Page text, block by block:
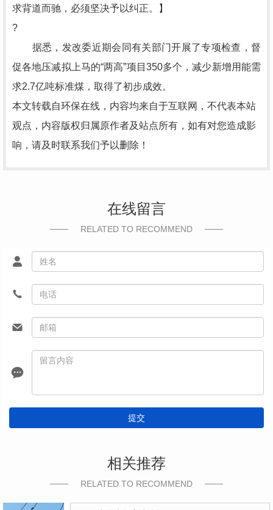
求背道而驰，必须坚决予以纠正。】
?
据悉，发改委近期会同有关部门开展了专项检查，督
促各地压减拟上马的“两高”项目350多个，减少新增用能需
求2.7亿吨标准煤，取得了初步成效。
本文转载自环保在线，内容均来自于互联网，不代表本站
观点，内容版权归属原作者及站点所有，如有对您造成影
响，请及时联系我们予以删除！
在线留言
RELATED TO RECOMMEND
提交
相关推荐
RELATED TO RECOMMEND